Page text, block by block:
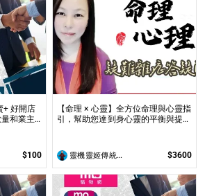
+ 好開店
和業主
$100
【命理 × 心靈】全方位命理與心靈指
引，幫助您達到身心靈的平衡與提升
靈機靈姬傳統文化學院 $3600